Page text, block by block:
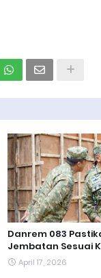
Danrem 083
Jembatan Sesuai
April 17, 2026